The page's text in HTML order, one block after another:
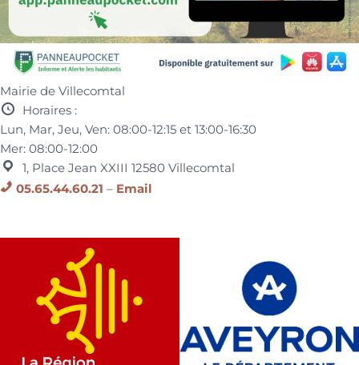
Mairie de Villecomtal
Horaires :
Lun, Mar, Jeu, Ven:08:00-12:15 et13:00-16:30
Mer:08:00-12:00
1, Place Jean XXIII 12580 Villecomtal
05.65.44.60.21 – Email